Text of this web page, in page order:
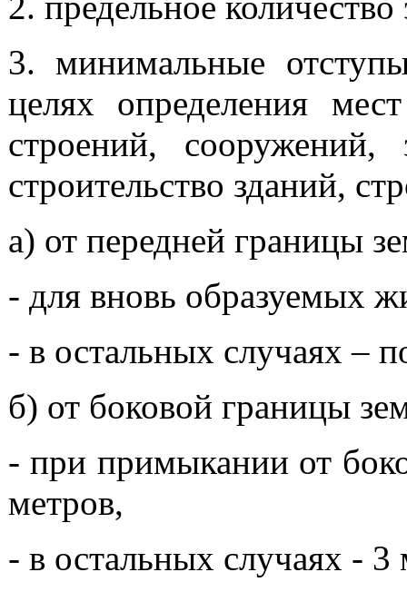
3. минимальные
целях определения
строений,
строительство зданий,
а) от передней границы
- для вновь образуемых
- в остальных случаях –
б) от боковой границы
- при примыкании от
метров,
- в остальных случаях - 3